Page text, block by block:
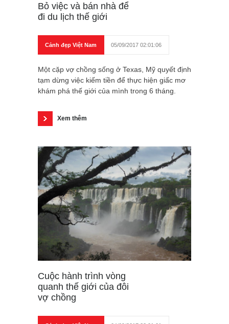
Bỏ việc và bán nhà để
đi du lịch thế giới
Cảnh đẹp Việt Nam 05/09/2017 02:01:06
Một cặp vợ chồng sống ở Texas, Mỹ quyết định
tạm dừng việc kiếm tiền để thực hiện giấc mơ
khám phá thế giới của mình trong 6 tháng.
Xem thêm
Cuộc hành trình vòng
quanh thế giới của đôi
vợ chồng